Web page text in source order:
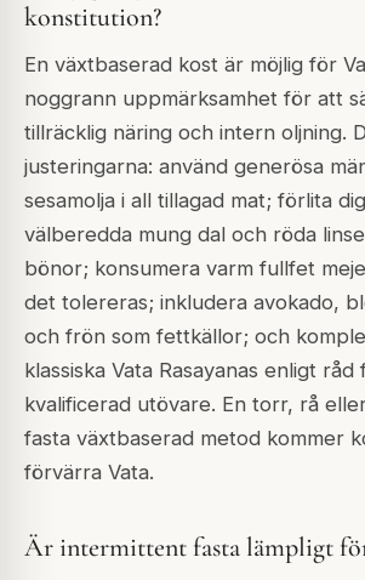
konstitution?
En växtbaserad kost är möjlig för
noggrann uppmärksamhet för att
tillräcklig näring och intern oljning.
justeringarna: använd generösa
sesamolja i all tillagad mat; förlita
välberedda mung dal och röda
bönor; konsumera varm fullfet
det tolereras; inkludera avokado,
och frön som fettkällor; och
klassiska Vata Rasayanas enligt råd
kvalificerad utövare. En torr, rå
fasta växtbaserad metod kommer
förvärra Vata.
Är intermittent fasta lämpligt